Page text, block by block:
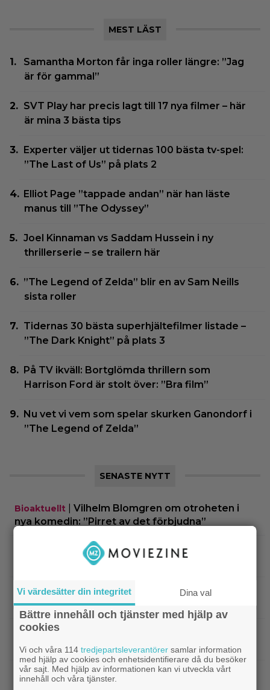
MEST LÄST
Samantha Morton får inga roller längre: ”Jag
är för gammal”
SVT Play har precis lagt till 17 nya filmer – här
är mina 3 bästa tips
Experter väljer ut tidernas 100 bästa tv-spel:
”The Last of Us” på plats 2
Elliot Page ”tappade andan” när han läste
manus till ”The Odyssey”
Joel Kinnaman vs Saddam Hussein i ny
thrillerserie – se trailern här
”The Legend of Zelda” blir en av Sam Neills
sista roller
Tidernas 30 bästa superhjältefilmer listade –
”The Dark Knight” på plats 3
På TV ikväll: Bortglömda thrillern som
Harrison Ford är stolt över: ”Bra film”
Nu vet vi vem som spelar skurken Ganondorf i
”The Legend of Zelda”
SENASTE NYTT
Bioaktuellt
Vilhelm Blomgren om otroheten i
nya komedin: ”Pirret av det förbjudna”
Ikväll på tv: ”Die Hard”-filmen som
Bruce Willis tyckte var bättre än 1:an
TV-tips|På TV ikväll: Bortglömda thrillern som
Harrison Ford är stolt över: ”Bra film”
TV-tips|På tv ikväll: Mads Mikkelsen super till
rejält i tokhyllat danskt drama från 2020
Streamingtips|Agnetha Fältskog gjorde en
Vi värdesätter din integritet Dina val
Bättre innehåll och tjänster med hjälp av
cookies
Vi och våra 114tredjepartsleverantörer samlar information
med hjälp av cookies och enhetsidentifierare då du besöker
vår sajt. Med hjälp av informationen kan vi utveckla vårt
innehåll och våra tjänster.